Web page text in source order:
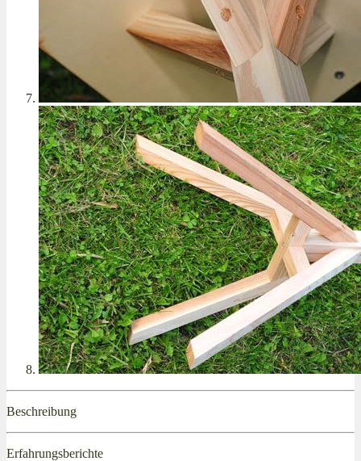
Beschreibung
Erfahrungsberichte